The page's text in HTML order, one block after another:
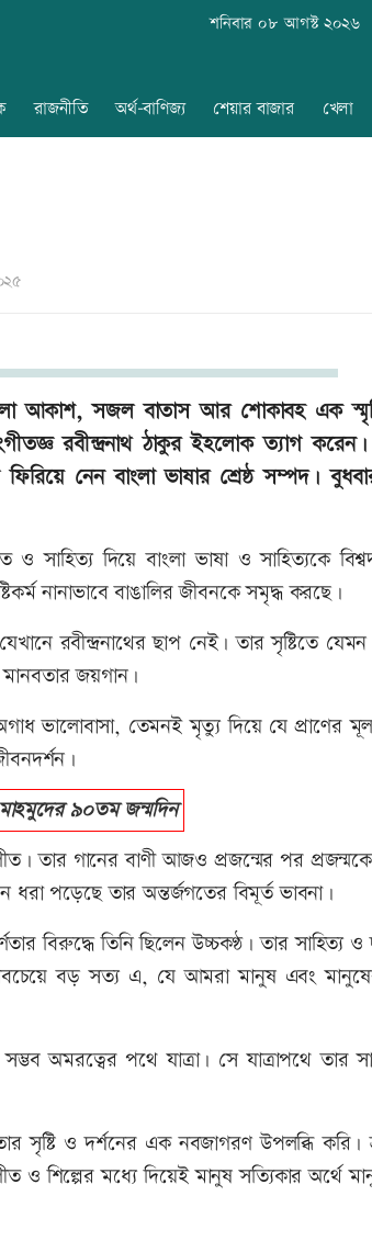
শনিবার ০৮ আগস্ট ২০২৬
রাজনীতি অর্থ-বাণিজ্য শেয়ার বাজার খেলা
আকাশ, সজল বাতাস আর শোকাবহ এক
রবীন্দ্রনাথ ঠাকুর ইহলোক ত্যাগ
নেন বাংলা ভাষার শ্রেষ্ঠ সম্পদ।
ও সাহিত্য দিয়ে বাংলা ভাষা ও সাহিত্যকে
নানাভাবে বাঙালির জীবনকে সমৃদ্ধ করছে।
রবীন্দ্রনাথের ছাপ নেই। তার সৃষ্টিতে
মানবতার জয়গান।
ভালোবাসা, তেমনই মৃত্যু দিয়ে যে প্রাণের
৯০তম জন্মদিন
তার গানের বাণী আজও প্রজন্মের পর
ধরা পড়েছে তার অন্তর্জগতের বিমূর্ত ভাবনা।
বিরুদ্ধে তিনি ছিলেন উচ্চকণ্ঠ। তার সাহিত্য ও
বড় সত্য এ, যে আমরা মানুষ এবং
অমরত্বের পথে যাত্রা। সে যাত্রাপথে তার
ও দর্শনের এক নবজাগরণ উপলব্ধি করি।
ও শিল্পের মধ্যে দিয়েই মানুষ সত্যিকার অর্থে